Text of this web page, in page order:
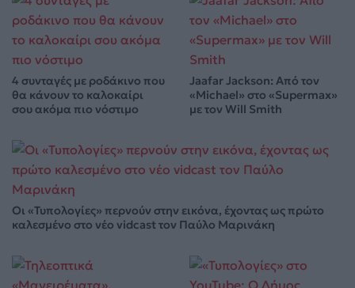
4 συνταγές με ροδάκινο που
θα κάνουν το καλοκαίρι
σου ακόμα πιο νόστιμο
Jaafar Jackson: Από τον
«Michael» στο «Supermax»
με τον Will Smith
Οι «Τυπολογίες» περνούν στην εικόνα, έχοντας ως πρώτο
καλεσμένο στο νέο vidcast τον Παύλο Μαρινάκη